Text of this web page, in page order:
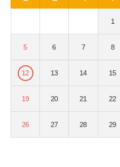
1
5 6 7 8
12 13 14 15
19 20 21 22
26 27 28 29